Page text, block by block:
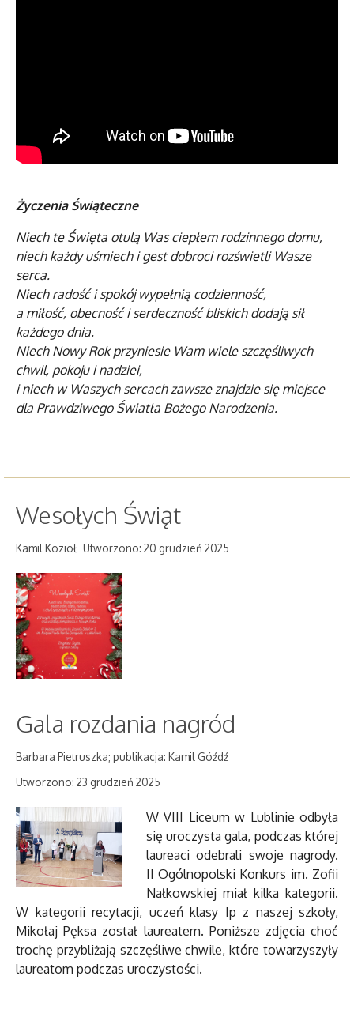
Życzenia Świąteczne
Niech te Święta otulą Was ciepłem rodzinnego domu,
niech każdy uśmiech i gest dobroci rozświetli Wasze
serca.
Niech radość i spokój wypełnią codzienność,
a miłość, obecność i serdeczność bliskich dodają sił
każdego dnia.
Niech Nowy Rok przyniesie Wam wiele szczęśliwych
chwil, pokoju i nadziei,
i niech w Waszych sercach zawsze znajdzie się miejsce
dla Prawdziwego Światła Bożego Narodzenia.
Wesołych Świąt
Kamil Kozioł Utworzono: 20 grudzień 2025
Gala rozdania nagród
Barbara Pietruszka; publikacja: Kamil Góźdź
Utworzono: 23 grudzień 2025
W VIII Liceum w Lublinie odbyła
się uroczysta gala, podczas której
laureaci odebrali swoje nagrody.
II Ogólnopolski Konkurs im. Zofii
Nałkowskiej miał kilka kategorii.
W kategorii recytacji, uczeń klasy Ip z naszej szkoły,
Mikołaj Pęksa został laureatem. Poniższe zdjęcia choć
trochę przybliżają szczęśliwe chwile, które towarzyszyły
laureatom podczas uroczystości.